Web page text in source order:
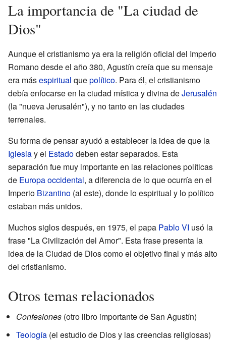
La importancia de "La ciudad de
Dios"
Aunque el cristianismo ya era la religión oficial del Imperio
Romano desde el año 380, Agustín creía que su mensaje
era másespiritual quepolítico. Para él, el cristianismo
debía enfocarse en la ciudad mística y divina deJerusalén
(la "nueva Jerusalén"), y no tanto en las ciudades
terrenales.
Su forma de pensar ayudó a establecer la idea de que la
Iglesiay el Estadodeben estar separados. Esta
separación fue muy importante en las relaciones políticas
de Europa occidental, a diferencia de lo que ocurría en el
Imperio Bizantino (al este), donde lo espiritual y lo político
estaban más unidos.
Muchos siglos después, en 1975, el papa Pablo VI usó la
frase "La Civilización del Amor". Esta frase presenta la
idea de la Ciudad de Dios como el objetivo final y más alto
del cristianismo.
Otros temas relacionados
Confesiones (otro libro importante de San Agustín)
Teología (el estudio de Dios y las creencias religiosas)